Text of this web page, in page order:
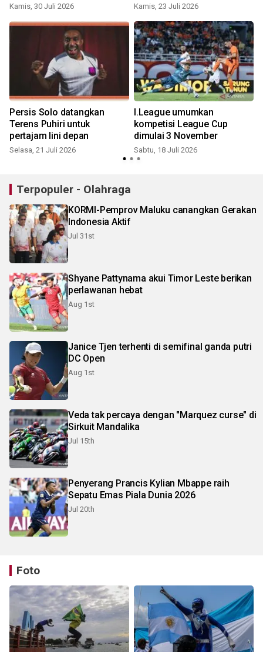
Kamis, 30 Juli 2026 Kamis, 23 Juli 2026
Persis Solo datangkan
Terens Puhiri untuk
pertajam lini depan
Selasa, 21 Juli 2026
I.League umumkan
kompetisi League Cup
dimulai 3 November
Sabtu, 18 Juli 2026
Terpopuler - Olahraga
KORMI-Pemprov Maluku canangkan Gerakan
Indonesia Aktif
Jul 31st
Shyane Pattynama akui Timor Leste berikan
perlawanan hebat
Aug 1st
Janice Tjen terhenti di semifinal ganda putri
DC Open
Aug 1st
Veda tak percaya dengan "Marquez curse" di
Sirkuit Mandalika
Jul 15th
Penyerang Prancis Kylian Mbappe raih
Sepatu Emas Piala Dunia 2026
Jul 20th
Foto